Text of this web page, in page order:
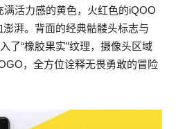
活力感的黄色，火红色的iQOO
湃。背面的经典骷髅头标志与
了“橡胶果实”纹理，摄像头区域
，全方位诠释无畏勇敢的冒险